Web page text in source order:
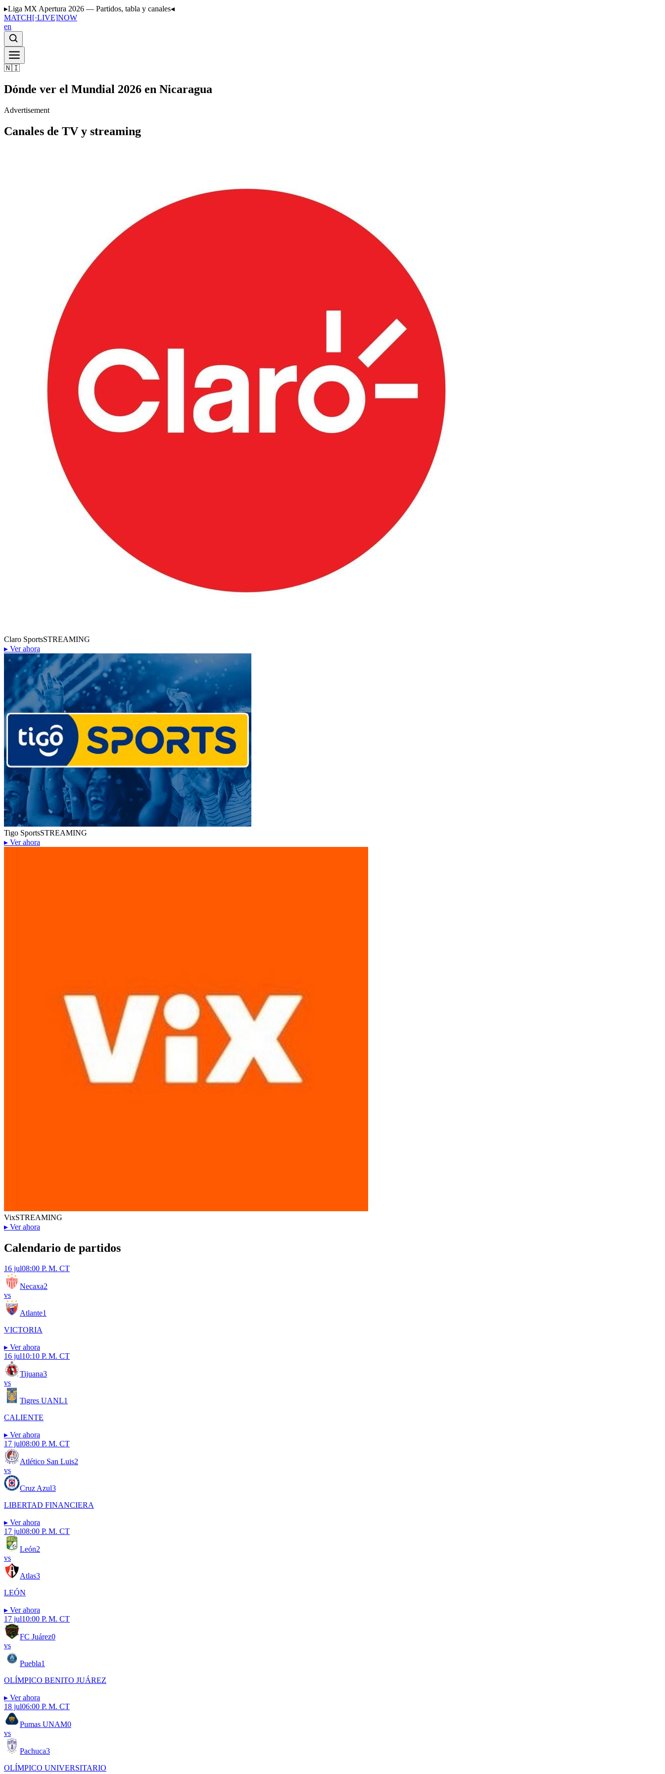
▸Liga MX Apertura 2026 — Partidos, tabla y canales◂
MATCH[·LIVE]NOW
en
🇳🇮
Dónde ver el Mundial 2026 en Nicaragua
Advertisement
Canales de TV y streaming
Claro SportsSTREAMING
▸ Ver ahora
Tigo SportsSTREAMING
▸ Ver ahora
VixSTREAMING
▸ Ver ahora
Calendario de partidos
16 jul08:00 P. M. CT
Necaxa2
vs
Atlante1
VICTORIA
▸ Ver ahora
16 jul10:10 P. M. CT
Tijuana3
vs
Tigres UANL1
CALIENTE
▸ Ver ahora
17 jul08:00 P. M. CT
Atlético San Luis2
vs
Cruz Azul3
LIBERTAD FINANCIERA
▸ Ver ahora
17 jul08:00 P. M. CT
León2
vs
Atlas3
LEÓN
▸ Ver ahora
17 jul10:00 P. M. CT
FC Juárez0
vs
Puebla1
OLÍMPICO BENITO JUÁREZ
▸ Ver ahora
18 jul06:00 P. M. CT
Pumas UNAM0
vs
Pachuca3
OLÍMPICO UNIVERSITARIO